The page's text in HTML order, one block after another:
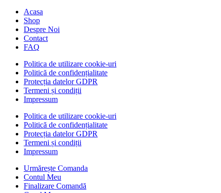
Acasa
Shop
Despre Noi
Contact
FAQ
Politica de utilizare cookie-uri
Politică de confidențialitate
Protecția datelor GDPR
Termeni și condiții
Impressum
Politica de utilizare cookie-uri
Politică de confidențialitate
Protecția datelor GDPR
Termeni și condiții
Impressum
Urmărește Comanda
Contul Meu
Finalizare Comandă